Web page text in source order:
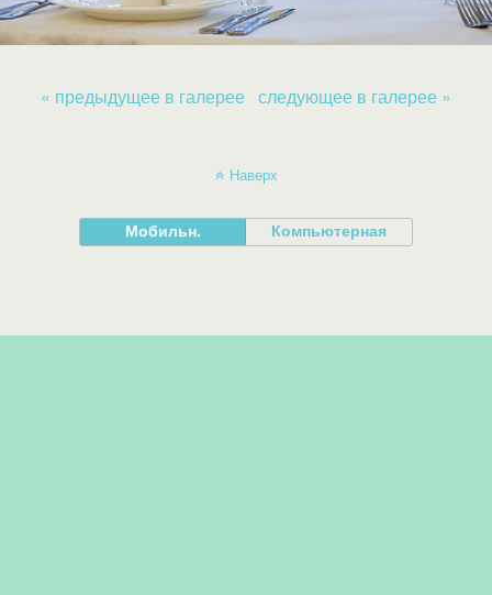
« предыдущее в галерее следующее в галерее »
Наверх
Мобильн. Компьютерная